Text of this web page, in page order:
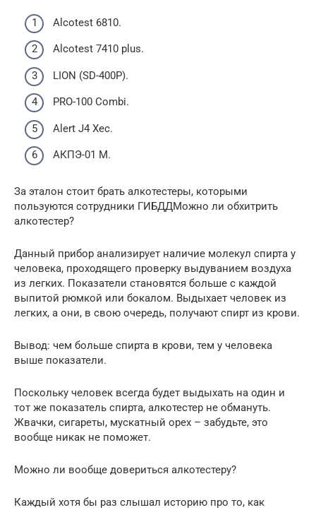
Alcotest 6810.
Alcotest 7410 plus.
LION (SD-400P).
PRO-100 Combi.
Alert J4 Xec.
АКПЭ-01 М.
За эталон стоит брать алкотестеры, которыми
пользуются сотрудники ГИБДДМожно ли обхитрить
алкотестер?
Данный прибор анализирует наличие молекул спирта у
человека, проходящего проверку выдуванием воздуха
из легких. Показатели становятся больше с каждой
выпитой рюмкой или бокалом. Выдыхает человек из
легких, а они, в свою очередь, получают спирт из крови.
Вывод: чем больше спирта в крови, тем у человека
выше показатели.
Поскольку человек всегда будет выдыхать на один и
тот же показатель спирта, алкотестер не обмануть.
Жвачки, сигареты, мускатный орех – забудьте, это
вообще никак не поможет.
Можно ли вообще довериться алкотестеру?
Каждый хотя бы раз слышал историю про то, как